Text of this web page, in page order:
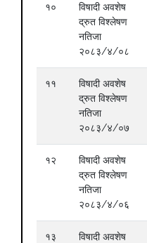
१०
विषादी अवशेष
द्रुत विश्लेषण
नतिजा
२०८३/४/०८
११
विषादी अवशेष
द्रुत विश्लेषण
नतिजा
२०८३/४/०७
१२
विषादी अवशेष
द्रुत विश्लेषण
नतिजा
२०८३/४/०६
१३
विषादी अवशेष